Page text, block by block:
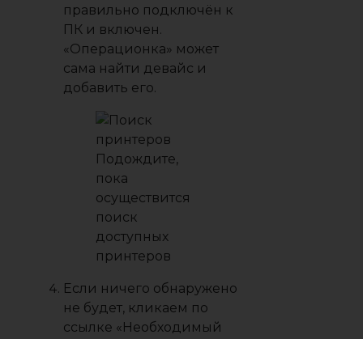
правильно подключён к
ПК и включен.
«Операционка» может
сама найти девайс и
добавить его.
Подождите,
пока
осуществится
поиск
доступных
принтеров
Если ничего обнаружено
не будет, кликаем по
ссылке «Необходимый